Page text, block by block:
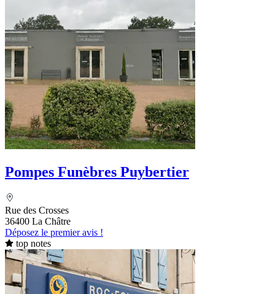
Pompes Funèbres Puybertier
Rue des Crosses
36400 La Châtre
Déposez le premier avis !
top notes